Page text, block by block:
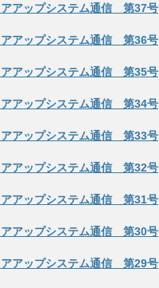
アアップシステム通信 第37号
アアップシステム通信 第36号
アアップシステム通信 第35号
アアップシステム通信 第34号
アアップシステム通信 第33号
アアップシステム通信 第32号
アアップシステム通信 第31号
アアップシステム通信 第30号
アアップシステム通信 第29号